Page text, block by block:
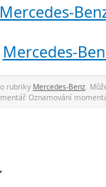
Mercedes-
Mercedes-
rubriky Mercedes-Benz.
Oznamování